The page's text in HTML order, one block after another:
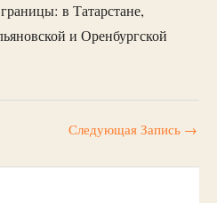
в Татарстане,
и Оренбургской
Следующая Запись →